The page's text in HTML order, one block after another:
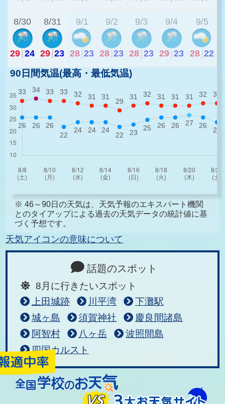
8/30
29 24
8/31
29 23
9/1
28 23
9/2
28 23
9/3
28 23
9/4
29 23
9/5
28 22
90日間気温(最高・最低気温)
※ 46～90日の天気は、天気予報のエキスパート機関
とのタイアップによる過去の天気データの統計値に基
づく予想です。
天気アイコンの意味について
話題のスポット
8月に行きたいスポット
上田城跡
川平湾
下灘駅
城ヶ島
須賀神社
慶良間諸島
阿智村
八ヶ岳
波照間島
四国カルスト